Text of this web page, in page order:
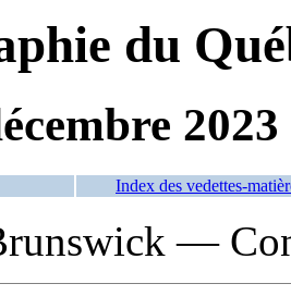
du
2023
Index des vedettes-
—